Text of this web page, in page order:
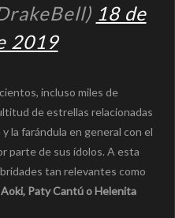
18 de
2019
incluso miles de
de estrellas relacionadas
la farándula en general con el
parte de sus ídolos. A esta
tan relevantes como
Paty Cantú o Helenita